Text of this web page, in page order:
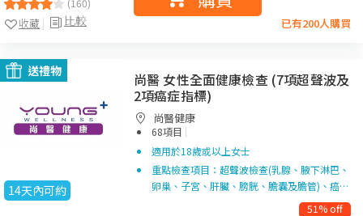
(160)
比較
收藏 已有200人購買
送禮物
14天內可約
尚醫 女性全面健康檢查 (7項超聲波及
2項癌症指標)
尚醫健康
68項目 |
適用於18歲或以上女士
重點檢查項目：超聲波檢查(乳腺、腋下淋巴、
卵巢、子宮、肝臟、膀胱、膽囊及膽管)、癌…
51% off